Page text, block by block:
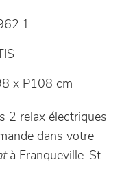
x P108 cm
2 relax électriques
dans votre
à Franqueville-St-